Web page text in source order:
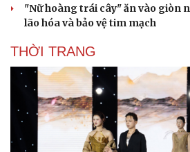
Kể
"Nữ hoàng trái cây" ăn vào giòn
lão hóa và bảo vệ tim mạch
THỜI TRANG